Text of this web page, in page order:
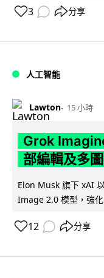
3 分享
人工智能
Lawton 15 小時
Grok
部編輯及多
Elon Musk 旗下 xAI
Image 2.0 模型，強
12 分享